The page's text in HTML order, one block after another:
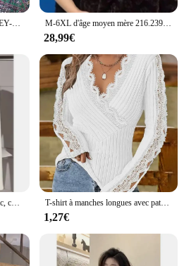
Manteau en laine à TIYIHAILEY-100 pour femmes, vêtements d'extérieur amples, manches longues, Maxi, fait à la main, chandails nationaux, glands, mode M-6XL d'âge moyen mère 216.239.manteau en velours de vison automne hiver optique fermeture éclair cardigan pull col en fourrure femmes avec volonté veste
28,99€
Nichewhite-Haut au design chic, coréen, de haute qualité, très beau, sensible, nouveau style, début d'automne T-shirt à manches longues avec patch en dentelle pour femme, haut sexy, col en V, début du printemps, dernière crise décontractée, croix évidée, maigre, 03, chemise, 2024
1,27€